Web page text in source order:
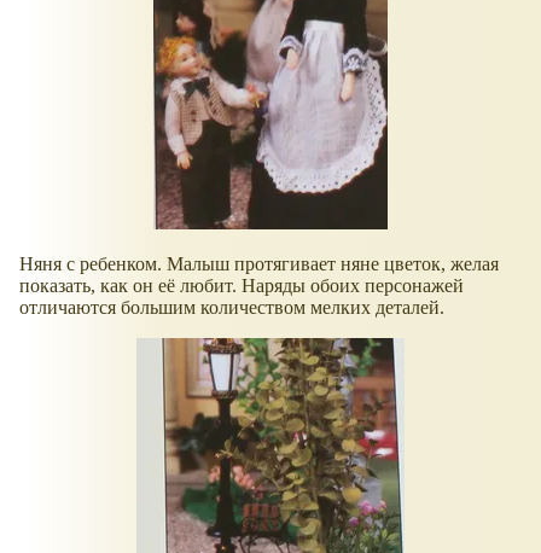
Няня с ребенком. Малыш протягивает няне цветок, желая
показать, как он её любит. Наряды обоих персонажей
отличаются большим количеством мелких деталей.